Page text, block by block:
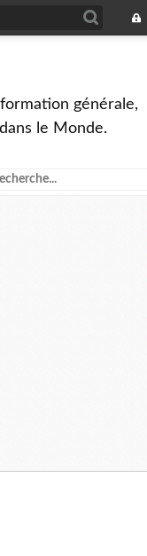
générale,
le Monde.